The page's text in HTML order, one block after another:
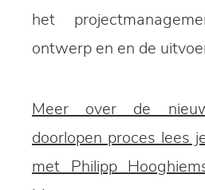
het
ontwerp en en de
Meer over de
doorlopen proces lees
met Philipp